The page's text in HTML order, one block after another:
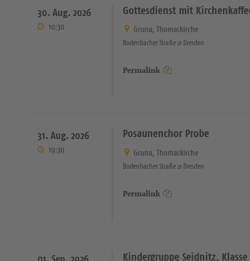
30. Aug. 2026
10:30
Gottesdienst mit
Gruna, Thomaskirche
Bodenbacher Straße 21 Dresden
Permalink
31. Aug. 2026
19:30
Posaunenchor Probe
Gruna, Thomaskirche
Bodenbacher Straße 21 Dresden
Permalink
Kindergruppe Seidnitz,